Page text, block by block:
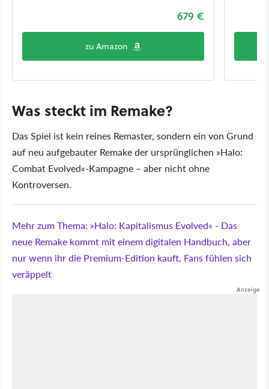
679 €
zu Amazon
Was steckt im Remake?
Das Spiel ist kein reines Remaster, sondern ein von Grund
auf neu aufgebauter Remake der ursprünglichen »Halo:
Combat Evolved«-Kampagne – aber nicht ohne
Kontroversen.
Mehr zum Thema: »Halo: Kapitalismus Evolved« - Das
neue Remake kommt mit einem digitalen Handbuch, aber
nur wenn ihr die Premium-Edition kauft, Fans fühlen sich
veräppelt